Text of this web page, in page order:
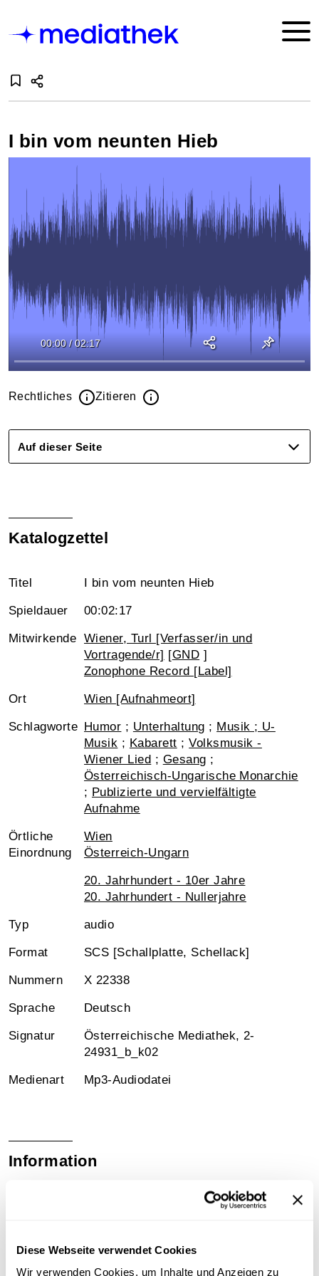
Diese Webseite verwendet Cookies
Wir verwenden Cookies, um Inhalte und Anzeigen zu
I bin vom neunten Hieb
00:00 / 02:17
Rechtliches Zitieren
Auf dieser Seite
Katalogzettel
Titel I bin vom neunten Hieb
Spieldauer 00:02:17
Mitwirkende Wiener, Turl [Verfasser/in und
Vortragende/r] [GND ]
Zonophone Record [Label]
Ort Wien [Aufnahmeort]
Schlagworte Humor ; Unterhaltung ; Musik ; U-
Musik ; Kabarett ;Volksmusik -
Wiener Lied ; Gesang ;
Österreichisch-Ungarische Monarchie
; Publizierte und vervielfältigte
Aufnahme
Örtliche
Einordnung
Wien
Österreich-Ungarn
20. Jahrhundert - 10er Jahre
20. Jahrhundert - Nullerjahre
Typ audio
Format SCS [Schallplatte, Schellack]
Nummern X 22338
Sprache Deutsch
Signatur
Österreichische Mediathek, 2-
24931_b_k02
Medienart Mp3-Audiodatei
Information